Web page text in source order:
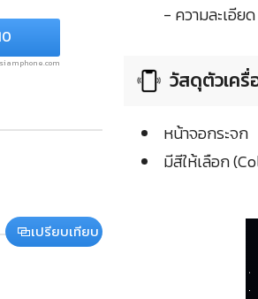
เปรียบเทียบ
- ความละเอีย
วัสดุตัวเค
หน้าจอกระจก
มีสีให้เลือก